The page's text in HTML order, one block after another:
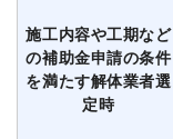
施工内容や工期など
の補助金申請の条件
を満たす解体業者選
定時